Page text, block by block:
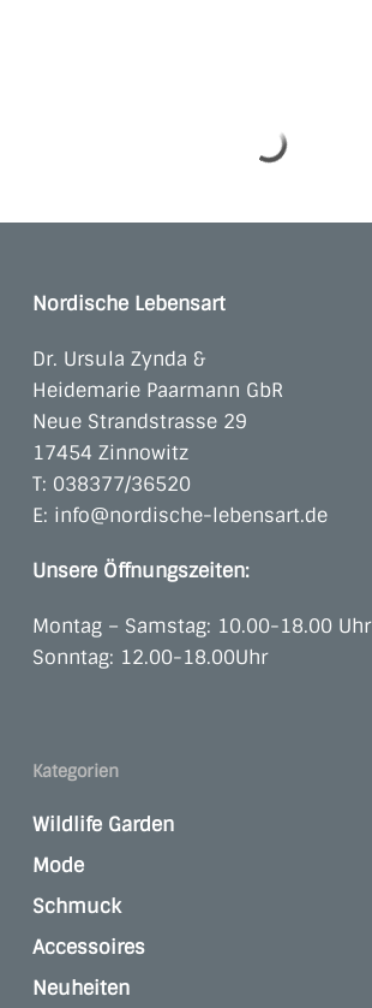
Nordische Lebensart
Dr. Ursula Zynda &
Heidemarie Paarmann GbR
Neue Strandstrasse 29
17454 Zinnowitz
T: 038377/36520
E: info@nordische-lebensart.de
Unsere Öffnungszeiten:
Montag – Samstag: 10.00-18.00 Uhr
Sonntag: 12.00-18.00Uhr
Kategorien
Wildlife Garden
Mode
Schmuck
Accessoires
Neuheiten